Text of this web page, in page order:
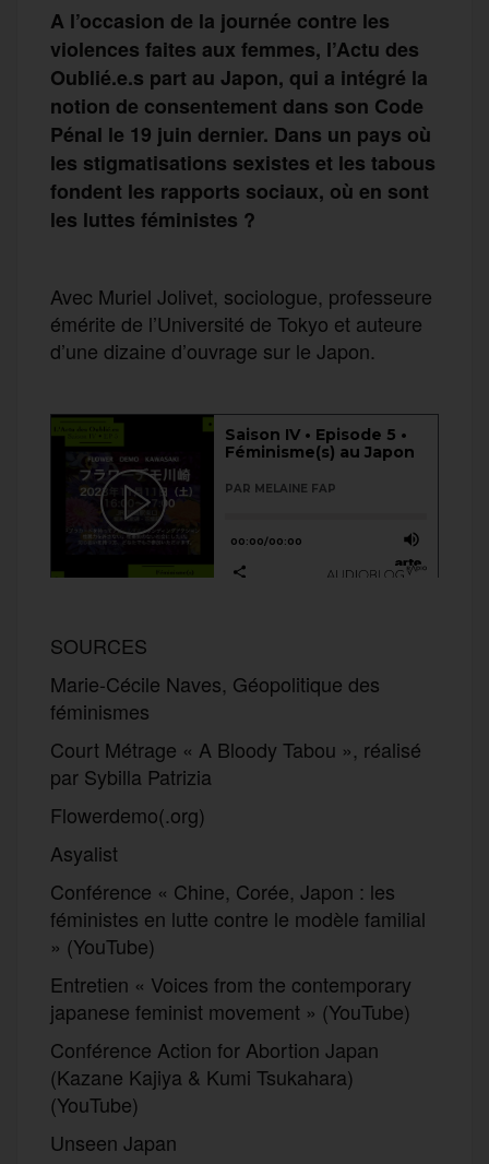
A l’occasion de la journée contre les
violences faites aux femmes, l’Actu des
Oublié.e.s part au Japon, qui a intégré la
notion de consentement dans son Code
Pénal le 19 juin dernier. Dans un pays où
les stigmatisations sexistes et les tabous
fondent les rapports sociaux, où en sont
les luttes féministes ?
Avec Muriel Jolivet, sociologue, professeure
émérite de l’Université de Tokyo et auteure
d’une dizaine d’ouvrage sur le Japon.
SOURCES
Marie-Cécile Naves, Géopolitique des
féminismes
Court Métrage « A Bloody Tabou », réalisé
par Sybilla Patrizia
Flowerdemo(.org)
Asyalist
Conférence « Chine, Corée, Japon : les
féministes en lutte contre le modèle familial
» (YouTube)
Entretien « Voices from the contemporary
japanese feminist movement » (YouTube)
Conférence Action for Abortion Japan
(Kazane Kajiya & Kumi Tsukahara)
(YouTube)
Unseen Japan